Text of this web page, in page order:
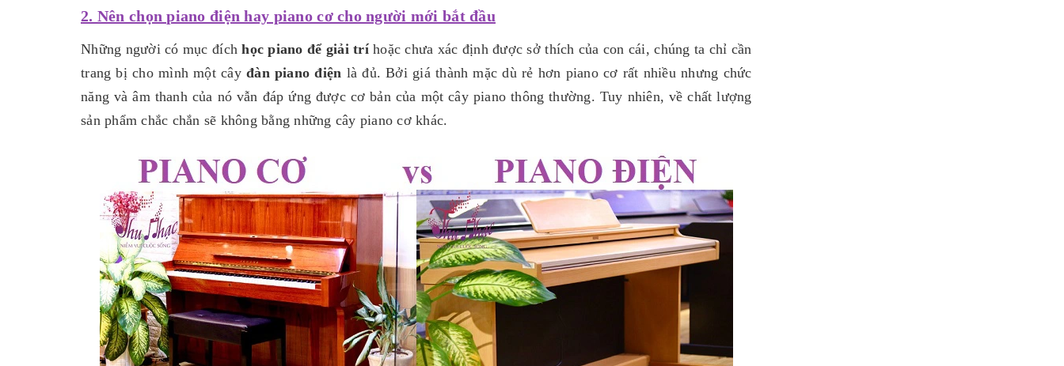
2. Nên chọn piano điện hay piano cơ cho người mới bắt đầu
Những người có mục đíchhọc piano để giải tríhoặc chưa xác định được sở thích của con cái, chúng ta chỉ cần
trang bị cho mình một câyđàn piano điện là đủ. Bởi giá thành mặc dù rẻ hơn piano cơ rất nhiều nhưng chức
năng và âm thanh của nó vẫn đáp ứng được cơ bản của một cây piano thông thường. Tuy nhiên, về chất lượng
sản phẩm chắc chắn sẽ không bằng những cây piano cơ khác.